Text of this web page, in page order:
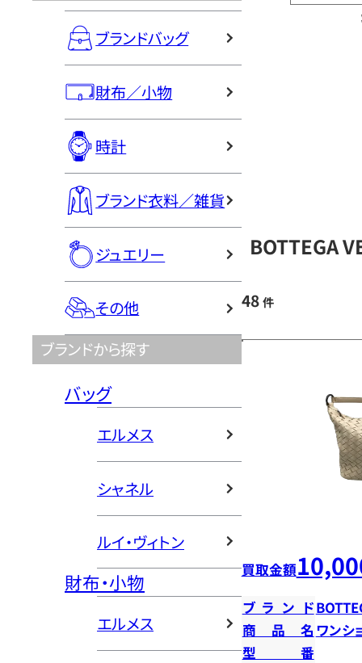
ブランドバッグ
財布／小物
時計
ブランド衣料／雑貨
ジュエリー
その他
ブランドから探す
バッグ
エルメス
シャネル
ルイ・ヴィトン
財布・小物
エルメス
BOTTEGA
48 件
買取金額
ブランド
商品名 ワンシ
型番